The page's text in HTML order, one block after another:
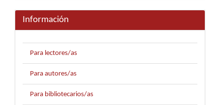
Información
Para lectores/as
Para autores/as
Para bibliotecarios/as